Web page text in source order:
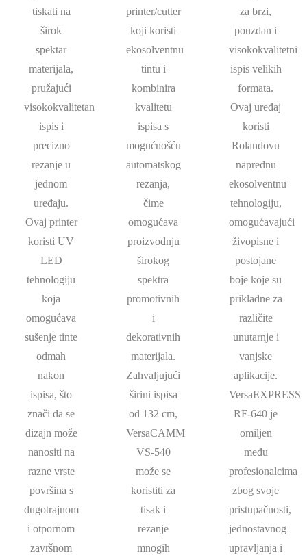
tiskati na
širok
spektar
materijala,
pružajući
visokokvalitetan
ispis i
precizno
rezanje u
jednom
uređaju.
Ovaj printer
koristi UV
LED
tehnologiju
koja
omogućava
sušenje tinte
odmah
nakon
ispisa, što
znači da se
dizajn može
nanositi na
razne vrste
površina s
dugotrajnom
i otpornom
završnom
printer/cutter
koji koristi
ekosolventnu
tintu i
kombinira
kvalitetu
ispisa s
mogućnošću
automatskog
rezanja,
čime
omogućava
proizvodnju
širokog
spektra
promotivnih
i
dekorativnih
materijala.
Zahvaljujući
širini ispisa
od 132 cm,
VersaCAMM
VS-540
može se
koristiti za
tisak i
rezanje
mnogih
za brzi,
pouzdan i
visokokvalitetni
ispis velikih
formata.
Ovaj uređaj
koristi
Rolandovu
naprednu
ekosolventnu
tehnologiju,
omogućavajući
živopisne i
postojane
boje koje su
prikladne za
različite
unutarnje i
vanjske
aplikacije.
VersaEXPRESS
RF-640 je
omiljen
među
profesionalcima
zbog svoje
pristupačnosti,
jednostavnog
upravljanja i